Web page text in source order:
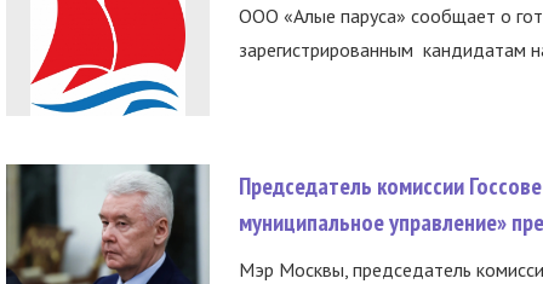
ООО «Алые паруса» сообщает о
зарегистрированным кандидатам
Председатель комиссии
муниципальное управление»
Мэр Москвы, председатель